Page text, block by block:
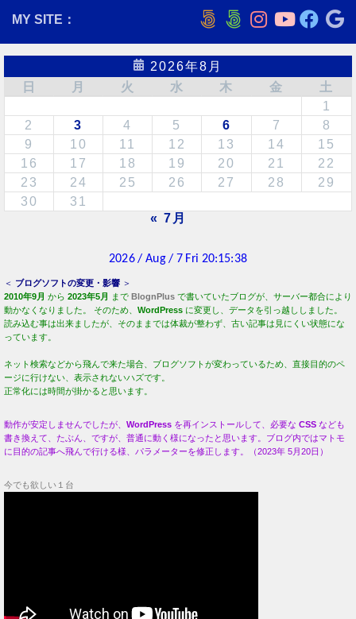
MY SITE：
2026年8月
日
月 火 水 木 金
土
1
2
3 4 5 6 7
8
9
10 11 12 13 14
15
16
17 18 19 20 21
22
23
24 25 26 27 28
29
30
31
« 7月
＜ ブログソフトの変更・影響 ＞
2010年9月 から 2023年5月 まで BlognPlus で書いていたブログが、サーバー都合により
動かなくなりました。 そのため、 WordPress に変更し、データを引っ越ししました。
読み込む事は出来ましたが、そのままでは体裁が整わず、古い記事は見にくい状態にな
っています。
ネット検索などから飛んで来た場合、ブログソフトが変わっているため、直接目的のペ
ージに行けない、表示されないハズです。
正常化には時間が掛かると思います。
動作が安定しませんでしたが、 WordPress を再インストールして、必要な CSS なども
書き換えて、たぶん、ですが、普通に動く様になったと思います。ブログ内ではマトモ
に目的の記事へ飛んで行ける様、パラメーターを修正します。（2023年 5月20日）
今でも欲しい１台